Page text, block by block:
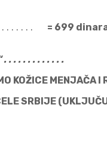
. . . . . . . = 699
. . . . . . . . . . . .
KOŽICE MENJAČA I
SRBIJE